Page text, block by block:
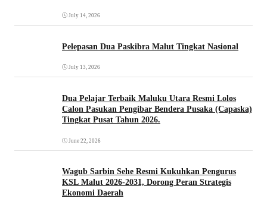
July 14, 2026
Pelepasan Dua Paskibra Malut Tingkat Nasional
July 13, 2026
Dua Pelajar Terbaik Maluku Utara Resmi Lolos
Calon Pasukan Pengibar Bendera Pusaka (Capaska)
Tingkat Pusat Tahun 2026.
June 22, 2026
Wagub Sarbin Sehe Resmi Kukuhkan Pengurus
KSL Malut 2026-2031, Dorong Peran Strategis
Ekonomi Daerah